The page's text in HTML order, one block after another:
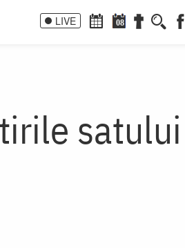
LIVE 08